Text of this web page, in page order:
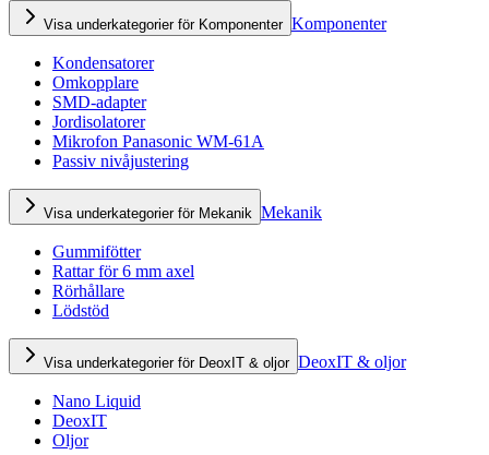
Visa underkategorier för Komponenter Komponenter
Kondensatorer
Omkopplare
SMD-adapter
Jordisolatorer
Mikrofon Panasonic WM-61A
Passiv nivåjustering
Visa underkategorier för Mekanik Mekanik
Gummifötter
Rattar för 6 mm axel
Rörhållare
Lödstöd
Visa underkategorier för DeoxIT & oljor DeoxIT & oljor
Nano Liquid
DeoxIT
Oljor